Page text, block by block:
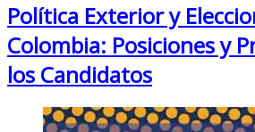
Política Exterior y
Colombia: Posiciones y
los Candidatos